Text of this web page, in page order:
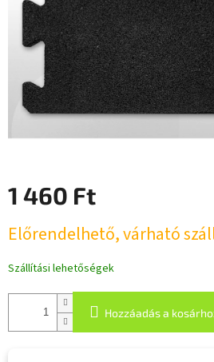
1 460 Ft
Előrendelhető, várható
Szállítási lehetőségek
Hozzáadás a